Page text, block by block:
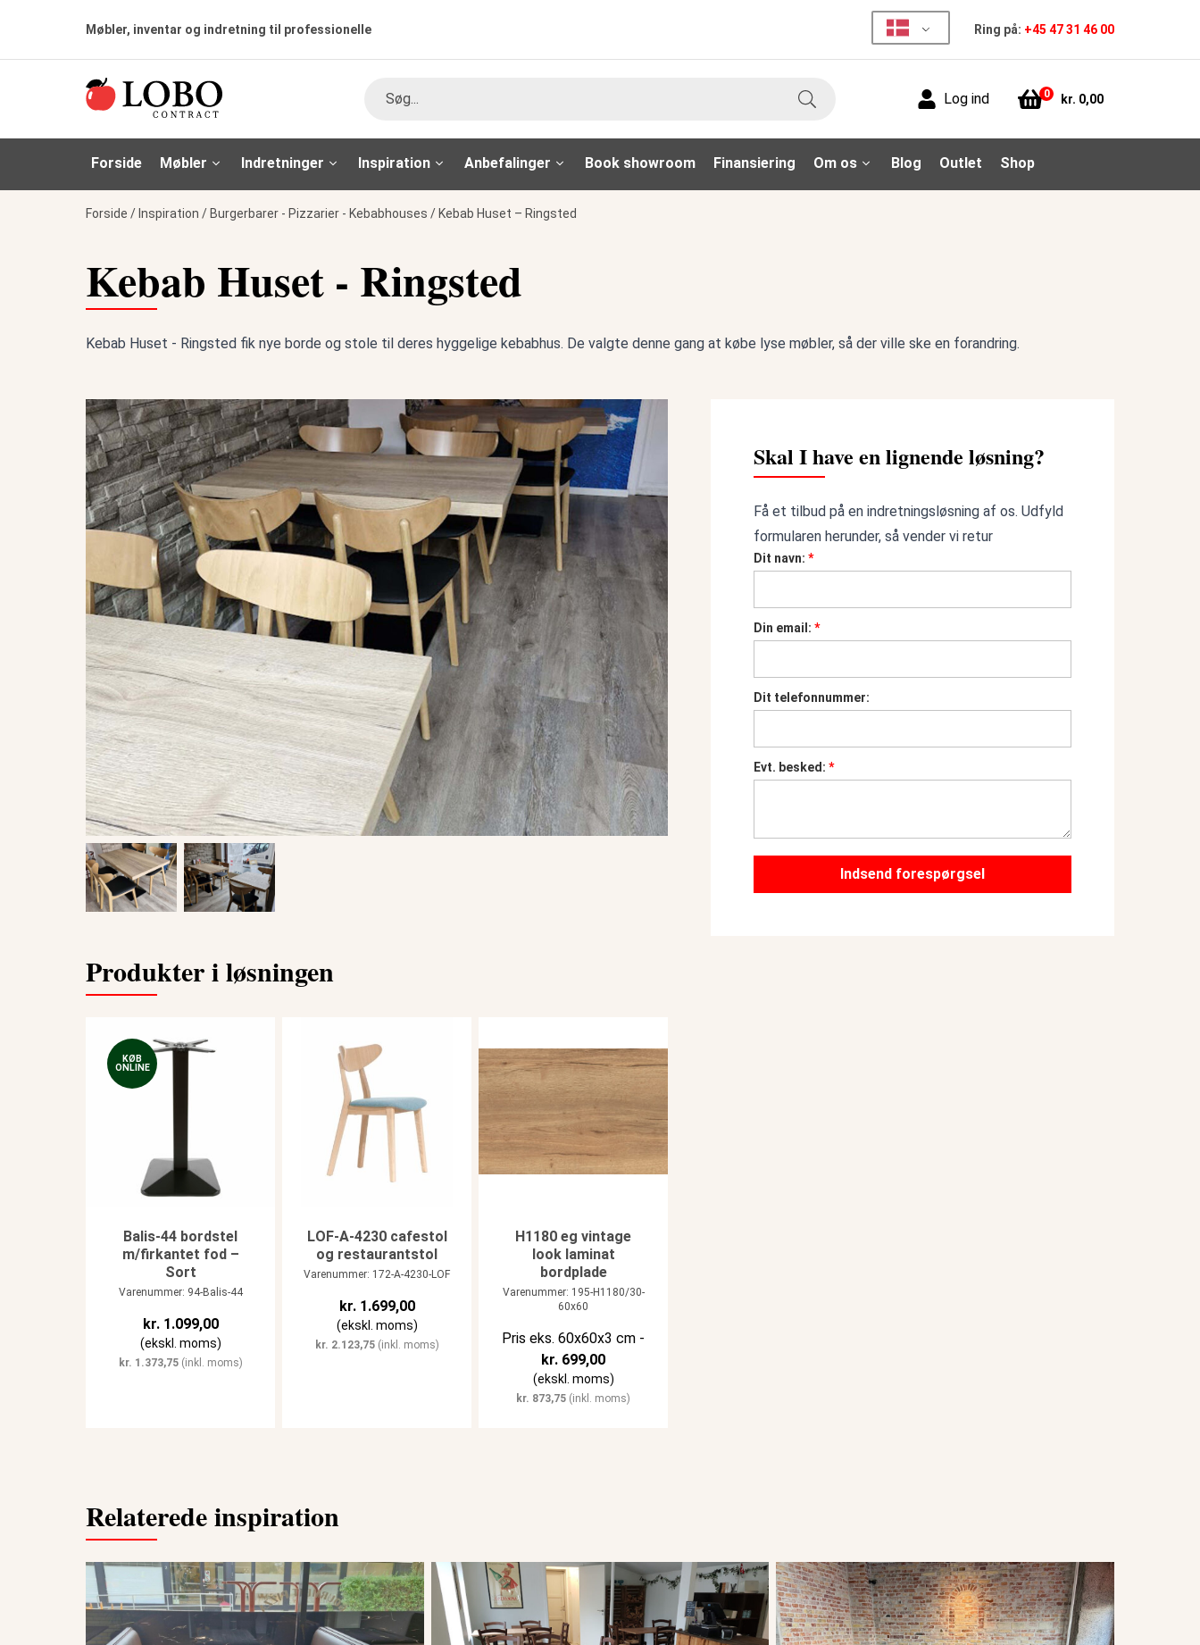
Møbler, inventar og indretning til professionelle Ring på: +45 47 31 46 00
Log ind 0 kr. 0,00
Søg
Forside Møbler Indretninger Inspiration Anbefalinger Book showroom Finansiering Om os Blog Outlet Shop
Forside / Inspiration / Burgerbarer - Pizzarier - Kebabhouses / Kebab Huset – Ringsted
Kebab Huset - Ringsted
Kebab Huset - Ringsted fik nye borde og stole til deres hyggelige kebabhus. De valgte denne gang at købe lyse møbler, så der ville ske en forandring.
Produkter i løsningen
KØB
ONLINE
Balis-44 bordstel
m/firkantet fod –
Sort
Varenummer: 94-Balis-44
kr.1.099,00
(ekskl. moms)
kr. 1.373,75(inkl. moms)
LOF-A-4230 cafestol
og restaurantstol
Varenummer: 172-A-4230-LOF
kr.1.699,00
(ekskl. moms)
kr. 2.123,75(inkl. moms)
H1180 eg vintage
look laminat
bordplade
Varenummer: 195-H1180/30-
60x60
Pris eks. 60x60x3 cm -
kr. 699,00
(ekskl. moms)
kr. 873,75 (inkl. moms)
Skal I have en lignende løsning?
Få et tilbud på en indretningsløsning af os. Udfyld
formularen herunder, så vender vi retur
Dit navn: *
Din email: *
Dit telefonnummer:
Evt. besked: *
Indsend forespørgsel
Relaterede inspiration
Gourmet Pizza - Birkerød Da Basso - Lyngby Pizzeria Kanalen - København